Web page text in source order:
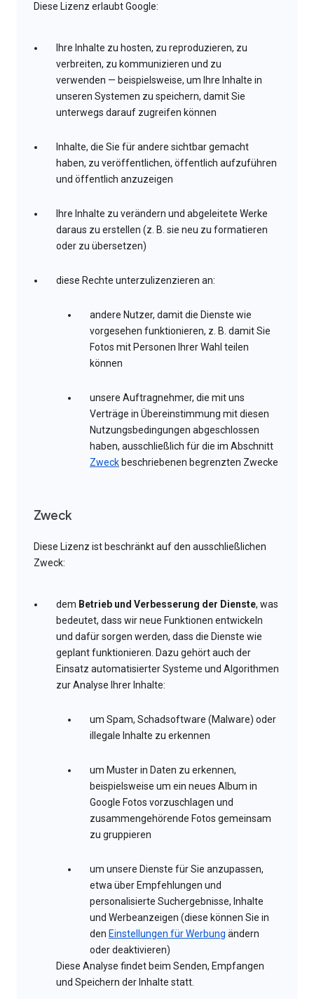
Diese Lizenz erlaubt Google:
Ihre Inhalte zu hosten, zu reproduzieren, zu
verbreiten, zu kommunizieren und zu
verwenden — beispielsweise, um Ihre Inhalte in
unseren Systemen zu speichern, damit Sie
unterwegs darauf zugreifen können
Inhalte, die Sie für andere sichtbar gemacht
haben, zu veröffentlichen, öffentlich aufzuführen
und öffentlich anzuzeigen
Ihre Inhalte zu verändern und abgeleitete Werke
daraus zu erstellen (z. B. sie neu zu formatieren
oder zu übersetzen)
diese Rechte unterzulizenzieren an:
andere Nutzer, damit die Dienste wie
vorgesehen funktionieren, z. B. damit Sie
Fotos mit Personen Ihrer Wahl teilen
können
unsere Auftragnehmer, die mit uns
Verträge in Übereinstimmung mit diesen
Nutzungsbedingungen abgeschlossen
haben, ausschließlich für die im Abschnitt
Zweck beschriebenen begrenzten Zwecke
Zweck
Diese Lizenz ist beschränkt auf den ausschließlichen
Zweck:
dem Betrieb und Verbesserung der Dienste, was
bedeutet, dass wir neue Funktionen entwickeln
und dafür sorgen werden, dass die Dienste wie
geplant funktionieren. Dazu gehört auch der
Einsatz automatisierter Systeme und Algorithmen
zur Analyse Ihrer Inhalte:
um Spam, Schadsoftware (Malware) oder
illegale Inhalte zu erkennen
um Muster in Daten zu erkennen,
beispielsweise um ein neues Album in
Google Fotos vorzuschlagen und
zusammengehörende Fotos gemeinsam
zu gruppieren
um unsere Dienste für Sie anzupassen,
etwa über Empfehlungen und
personalisierte Suchergebnisse, Inhalte
und Werbeanzeigen (diese können Sie in
den Einstellungen für Werbung ändern
oder deaktivieren)
Diese Analyse findet beim Senden, Empfangen
und Speichern der Inhalte statt.